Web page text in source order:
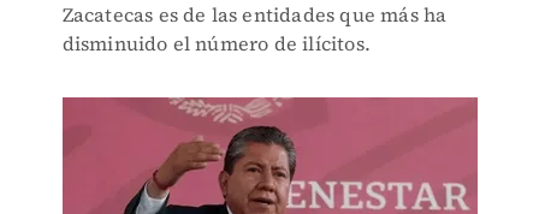
Zacatecas es de las entidades que más ha
disminuido el número de ilícitos.